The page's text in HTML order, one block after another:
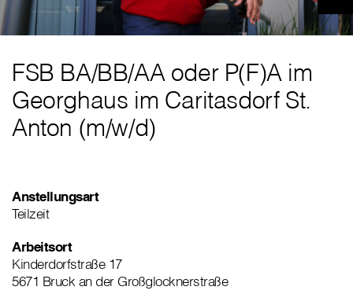
FSB BA/BB/AA oder P(F)A im
Georghaus im Caritasdorf St.
Anton (m/w/d)
Anstellungsart
Teilzeit
Arbeitsort
Kinderdorfstraße 17
5671 Bruck an der Großglocknerstraße